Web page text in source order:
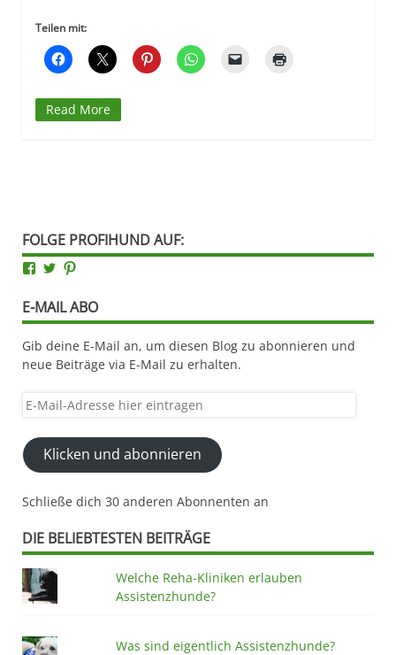
Teilen mit:
Read More
FOLGE PROFIHUND AUF:
Facebook
Twitter
E-MAIL ABO
Gib deine E-Mail an, um diesen Blog zu abonnieren und
neue Beiträge via E-Mail zu erhalten.
E-
Adresse
hier
eintragen
Klicken und abonnieren
Schließe dich 30 anderen Abonnenten an
DIE BELIEBTESTEN BEITRÄGE
Welche Reha-Kliniken erlauben
Assistenzhunde?
Was sind eigentlich Assistenzhunde?